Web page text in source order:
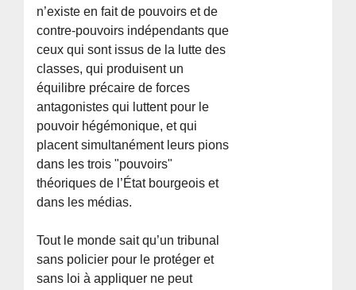
n’existe en fait de pouvoirs et de
contre-pouvoirs indépendants que
ceux qui sont issus de la lutte des
classes, qui produisent un
équilibre précaire de forces
antagonistes qui luttent pour le
pouvoir hégémonique, et qui
placent simultanément leurs pions
dans les trois "pouvoirs"
théoriques de l’État bourgeois et
dans les médias.
Tout le monde sait qu’un tribunal
sans policier pour le protéger et
sans loi à appliquer ne peut